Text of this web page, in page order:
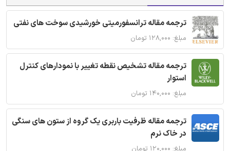
ترجمه مقاله ترانسفورمیتی خورشیدی سوخت های نفتی
مبلغ: ۱۲۸,۰۰۰ تومان
ترجمه مقاله تشخیص نقطه تغییر با نمودارهای کنترل
استوار
مبلغ: ۱۴۰,۰۰۰ تومان
ترجمه مقاله ظرفیت باربری یک گروه از ستون های سنگی
در خاک نرم
مبلغ: ۱۲۰,۰۰۰ تومان